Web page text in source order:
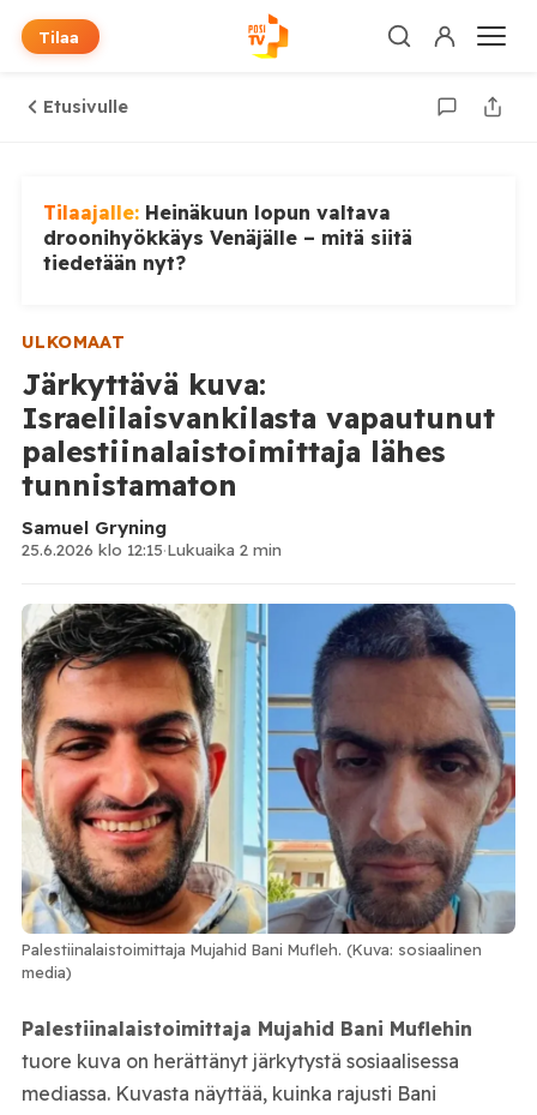
Tilaa
Etusivulle
Tilaajalle: Heinäkuun lopun valtava
droonihyökkäys Venäjälle – mitä siitä
tiedetään nyt?
ULKOMAAT
Järkyttävä kuva:
Israelilaisvankilasta vapautunut
palestiinalaistoimittaja lähes
tunnistamaton
Samuel Gryning
25.6.2026 klo 12:15·Lukuaika 2 min
Palestiinalaistoimittaja Mujahid Bani Mufleh. (Kuva: sosiaalinen
media)
Palestiinalaistoimittaja Mujahid Bani Muflehin
tuore kuva on herättänyt järkytystä sosiaalisessa
mediassa. Kuvasta näyttää, kuinka rajusti Bani